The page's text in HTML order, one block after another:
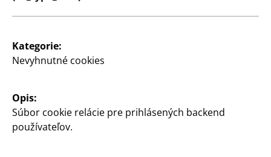
Kategorie:
Nevyhnutné cookies
Opis:
Súbor cookie relácie pre prihlásených backend
používateľov.